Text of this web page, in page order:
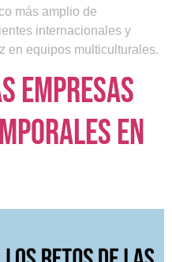
más amplio de
internacionales y
en equipos multiculturales.
Empresas
en